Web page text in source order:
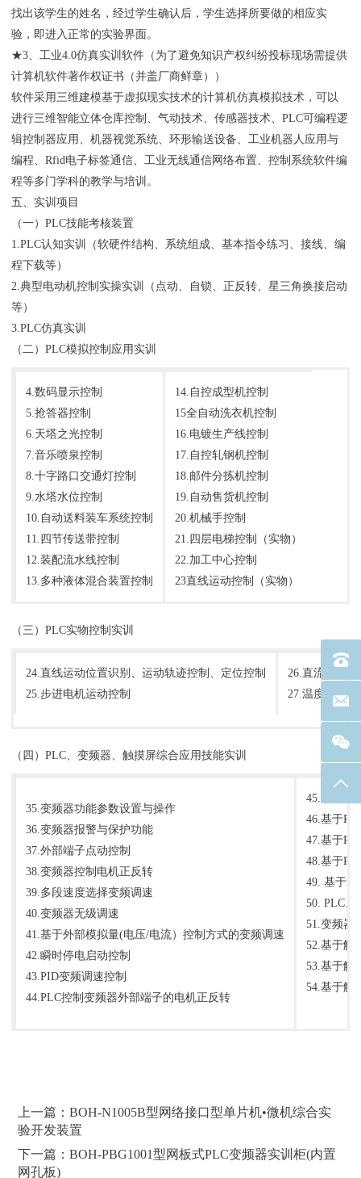
找出该学生的姓名，经过学生确认后，学生选择所要做的相应实
验，即进入正常的实验界面。
★3、工业4.0仿真实训软件（为了避免知识产权纠纷投标现场需提供
计算机软件著作权证书（并盖厂商鲜章））
软件采用三维建模基于虚拟现实技术的计算机仿真模拟技术，可以
进行三维智能立体仓库控制、气动技术、传感器技术、PLC可编程逻
辑控制器应用、机器视觉系统、环形输送设备、工业机器人应用与
编程、Rfid电子标签通信、工业无线通信网络布置、控制系统软件编
程等多门学科的教学与培训。
五、实训项目
（一）PLC技能考核装置
1.PLC认知实训（软硬件结构、系统组成、基本指令练习、接线、编
程下载等）
2.典型电动机控制实操实训（点动、自锁、正反转、星三角换接启动
等）
3.PLC仿真实训
（二）PLC模拟控制应用实训
4.数码显示控制
5.抢答器控制
6.天塔之光控制
7.音乐喷泉控制
8.十字路口交通灯控制
9.水塔水位控制
10.自动送料装车系统控制
11.四节传送带控制
12.装配流水线控制
13.多种液体混合装置控制
14.自控成型机控制
15全自动洗衣机控制
16.电镀生产线控制
17.自控轧钢机控制
18.邮件分拣机控制
19.自动售货机控制
20.机械手控制
21.四层电梯控制（实物）
22.加工中心控制
23直线运动控制（实物）
（三）PLC实物控制实训
24.直线运动位置识别、运动轨迹控制、定位控制
25.步进电机运动控制
26.直流电机控
27.温度PID控
（四）PLC、变频器、触摸屏综合应用技能实训
35.变频器功能参数设置与操作
36.变频器报警与保护功能
37.外部端子点动控制
38.变频器控制电机正反转
39.多段速度选择变频调速
40.变频器无级调速
41.基于外部模拟量(电压/电流）控制方式的变频调速
42.瞬时停电启动控制
43.PID变频调速控制
44.PLC控制变频器外部端子的电机正反转
45.PLC控
46.基于
47.基于
48.基于
49. 基于
50. PLC、
51.变频器
52.基于触
53.基于触
54.基于触
上一篇：BOH-N1005B型网络接口型单片机•微机综合实
验开发装置
下一篇：BOH-PBG1001型网板式PLC变频器实训柜(内置
网孔板)
电话
联系
返回